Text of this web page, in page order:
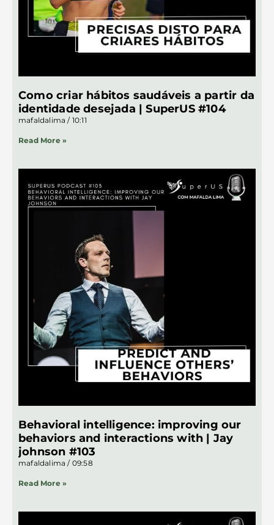
Como criar hábitos saudáveis a partir da
identidade desejada | SuperUS #104
mafaldalima 10:11
Read More »
Behavioral intelligence: improving our
behaviors and interactions with | Jay
johnson #103
mafaldalima 09:58
Read More »